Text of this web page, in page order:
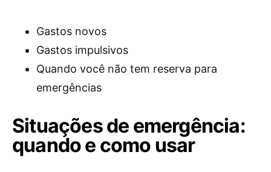
Gastos novos
Gastos impulsivos
Quando você não tem reserva para
emergências
Situações de emergência:
quando e como usar